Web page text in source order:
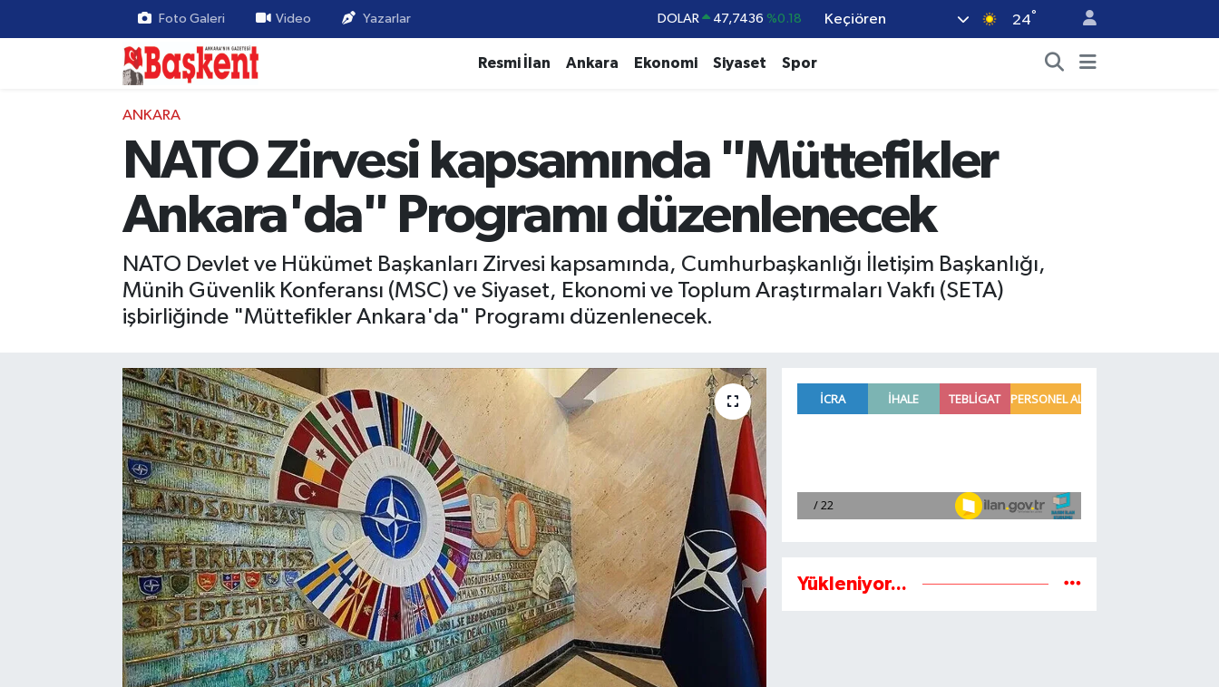
Foto Galeri Video Yazarlar DOLAR 47,7436 %0.18
BİST100 13.779 %-14
BITCOIN 64.815,30 %-0.1
Keçiören 24°
Resmi İlan Ankara Ekonomi Siyaset Spor
ANKARA
NATO Zirvesi kapsamında "Müttefikler
Ankara'da" Programı düzenlenecek
NATO Devlet ve Hükümet Başkanları Zirvesi kapsamında, Cumhurbaşkanlığı İletişim Başkanlığı,
Münih Güvenlik Konferansı (MSC) ve Siyaset, Ekonomi ve Toplum Araştırmaları Vakfı (SETA)
işbirliğinde "Müttefikler Ankara'da" Programı düzenlenecek.
Yükleniyor...